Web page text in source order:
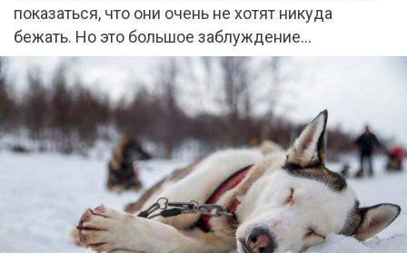
показаться, что они очень не хотят никуда
бежать. Но это большое заблуждение…